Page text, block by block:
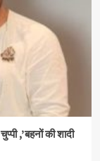
,’बहनों की शादी